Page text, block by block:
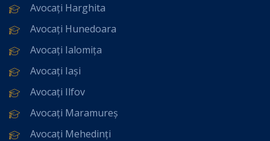
Avocați Harghita
Avocați Hunedoara
Avocați Ialomița
Avocați Iași
Avocați Ilfov
Avocați Maramureș
Avocați Mehedinți